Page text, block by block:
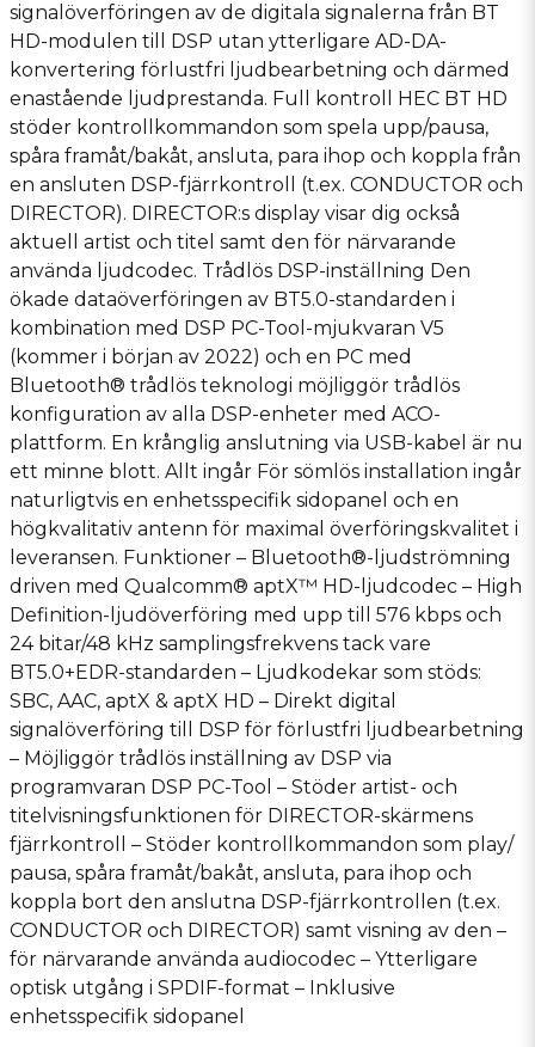
signalöverföringen av de digitala signalerna från BT
HD-modulen till DSP utan ytterligare AD-DA-
konvertering förlustfri ljudbearbetning och därmed
enastående ljudprestanda. Full kontroll HEC BT HD
stöder kontrollkommandon som spela upp/pausa,
spåra framåt/bakåt, ansluta, para ihop och koppla från
en ansluten DSP-fjärrkontroll (t.ex. CONDUCTOR och
DIRECTOR). DIRECTOR:s display visar dig också
aktuell artist och titel samt den för närvarande
använda ljudcodec. Trådlös DSP-inställning Den
ökade dataöverföringen av BT5.0-standarden i
kombination med DSP PC-Tool-mjukvaran V5
(kommer i början av 2022) och en PC med
Bluetooth® trådlös teknologi möjliggör trådlös
konfiguration av alla DSP-enheter med ACO-
plattform. En krånglig anslutning via USB-kabel är nu
ett minne blott. Allt ingår För sömlös installation ingår
naturligtvis en enhetsspecifik sidopanel och en
högkvalitativ antenn för maximal överföringskvalitet i
leveransen. Funktioner – Bluetooth®-ljudströmning
driven med Qualcomm® aptX™ HD-ljudcodec – High
Definition-ljudöverföring med upp till 576 kbps och
24 bitar/48 kHz samplingsfrekvens tack vare
BT5.0+EDR-standarden – Ljudkodekar som stöds:
SBC, AAC, aptX & aptX HD – Direkt digital
signalöverföring till DSP för förlustfri ljudbearbetning
– Möjliggör trådlös inställning av DSP via
programvaran DSP PC-Tool – Stöder artist- och
titelvisningsfunktionen för DIRECTOR-skärmens
fjärrkontroll – Stöder kontrollkommandon som play/
pausa, spåra framåt/bakåt, ansluta, para ihop och
koppla bort den anslutna DSP-fjärrkontrollen (t.ex.
CONDUCTOR och DIRECTOR) samt visning av den –
för närvarande använda audiocodec – Ytterligare
optisk utgång i SPDIF-format – Inklusive
enhetsspecifik sidopanel